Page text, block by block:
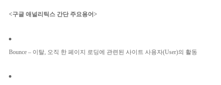
<구글 애널리틱스 간단 주요용어>
Bounce – 이탈, 오직 한 페이지 로딩에 관련된 사이트 사용자(User)의 활동